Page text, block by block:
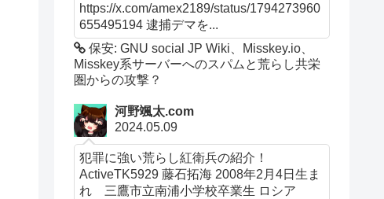
https://x.com/amex2189/status/1794273960
655495194 逮捕デマを...
保安: GNU social JP Wiki、Misskey.io、
Misskey系サーバーへのスパムと荒らし共栄
圏からの攻撃？
河野颯太.com
2024.05.09
犯罪に強い荒らし紅衛兵の紹介！
ActiveTK5929 藤石拓海 2008年2月4日生ま
れ 三鷹市立南浦小学校卒業生 ロシア